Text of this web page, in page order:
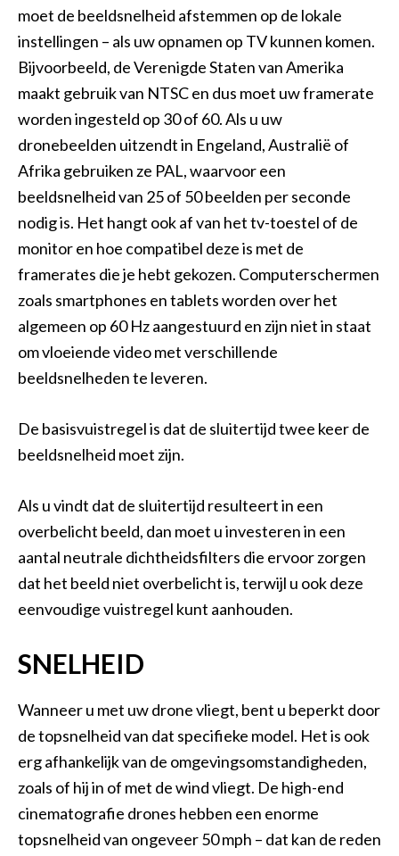
moet de beeldsnelheid afstemmen op de lokale
instellingen – als uw opnamen op TV kunnen komen.
Bijvoorbeeld, de Verenigde Staten van Amerika
maakt gebruik van NTSC en dus moet uw framerate
worden ingesteld op 30 of 60. Als u uw
dronebeelden uitzendt in Engeland, Australië of
Afrika gebruiken ze PAL, waarvoor een
beeldsnelheid van 25 of 50 beelden per seconde
nodig is. Het hangt ook af van het tv-toestel of de
monitor en hoe compatibel deze is met de
framerates die je hebt gekozen. Computerschermen
zoals smartphones en tablets worden over het
algemeen op 60 Hz aangestuurd en zijn niet in staat
om vloeiende video met verschillende
beeldsnelheden te leveren.
De basisvuistregel is dat de sluitertijd twee keer de
beeldsnelheid moet zijn.
Als u vindt dat de sluitertijd resulteert in een
overbelicht beeld, dan moet u investeren in een
aantal neutrale dichtheidsfilters die ervoor zorgen
dat het beeld niet overbelicht is, terwijl u ook deze
eenvoudige vuistregel kunt aanhouden.
SNELHEID
Wanneer u met uw drone vliegt, bent u beperkt door
de topsnelheid van dat specifieke model. Het is ook
erg afhankelijk van de omgevingsomstandigheden,
zoals of hij in of met de wind vliegt. De high-end
cinematografie drones hebben een enorme
topsnelheid van ongeveer 50 mph – dat kan de reden